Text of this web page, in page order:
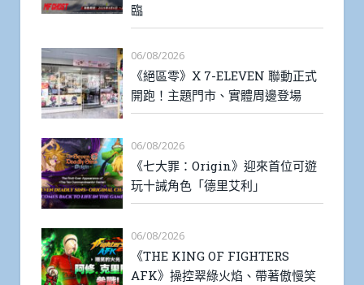
臨
06/08/2026
《絕區零》X 7-ELEVEN 聯動正式
開跑！主題門市、實體周邊登場
06/08/2026
《七大罪：Origin》迎來首位可遊
玩十誡角色「德里艾利」
06/08/2026
《THE KING OF FIGHTERS
AFK》操控翠綠火焰、帶著傲慢笑